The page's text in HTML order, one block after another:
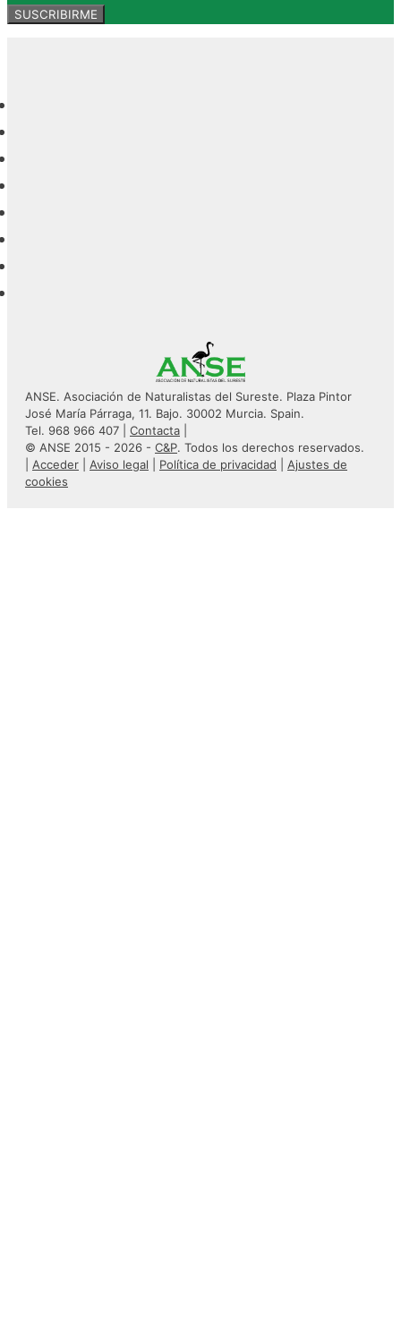
ANSE. Asociación de Naturalistas del Sureste. Plaza Pintor
José María Párraga, 11. Bajo. 30002 Murcia. Spain.
Tel. 968 966 407 | Contacta
© ANSE 2015 - 2026 - C&P. Todos los derechos reservados.
Acceder Aviso legal Política de privacidad
Ajustes de
cookies